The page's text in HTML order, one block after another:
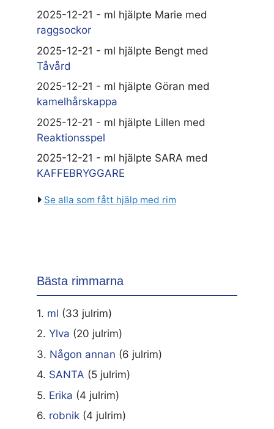
2025-12-21 - ml hjälpte Marie med
raggsockor
2025-12-21 - ml hjälpte Bengt med
Tåvård
2025-12-21 - ml hjälpte Göran med
kamelhårskappa
2025-12-21 - ml hjälpte Lillen med
Reaktionsspel
2025-12-21 - ml hjälpte SARA med
KAFFEBRYGGARE
Se alla som fått hjälp med rim
Bästa rimmarna
1. ml (33 julrim)
2. Ylva (20 julrim)
3. Någon annan (6 julrim)
4. SANTA (5 julrim)
5. Erika (4 julrim)
6. robnik (4 julrim)